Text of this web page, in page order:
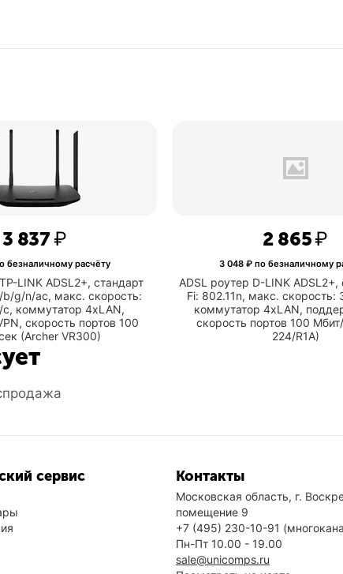
LINK ADSL2+, стандарт
b/g/n/ac, макс. скорость:
с, коммутатор 4xLAN,
скорость портов 100
(Archer VR300)
3 837₽
безналичному расчёту
ADSL роутер D-LINK ADSL2+,
Fi: 802.11n, макс. скорость:
коммутатор 4xLAN,
скорость портов 100
224/R1A)
2 865₽
3 048 ₽ по безналичному
сервис Контакты
Московская область, г.
помещение 9
+7 (495) 230-10-91
Пн-Пт 10.00 - 19.00
sale@unicomps.ru